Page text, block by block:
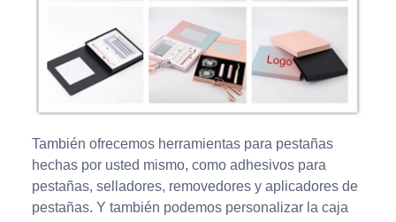
También ofrecemos herramientas para pestañas
hechas por usted mismo, como adhesivos para
pestañas, selladores, removedores y aplicadores de
pestañas. Y también podemos personalizar la caja